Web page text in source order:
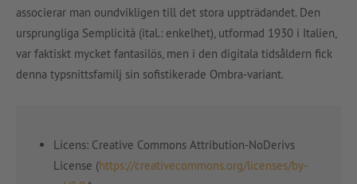
associerar man oundvikligen till det stora uppträdandet. Den
ursprungliga Semplicità (ital.: enkelhet), utformad 1930 i Italien,
var faktiskt mycket fantasilös, men i den digitala tidsåldern fick
denna typsnittsfamilj sin sofistikerade Ombra-variant.
Licens: Creative Commons Attribution-NoDerivs
License (https://creativecommons.org/licenses/by-